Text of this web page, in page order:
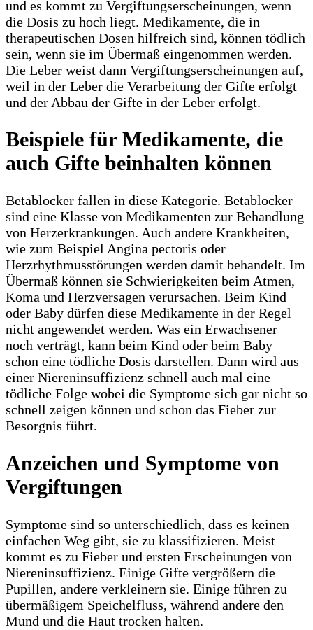
und es kommt zu Vergiftungserscheinungen, wenn
die Dosis zu hoch liegt. Medikamente, die in
therapeutischen Dosen hilfreich sind, können tödlich
sein, wenn sie im Übermaß eingenommen werden.
Die Leber weist dann Vergiftungserscheinungen auf,
weil in der Leber die Verarbeitung der Gifte erfolgt
und der Abbau der Gifte in der Leber erfolgt.
Beispiele für Medikamente, die
auch Gifte beinhalten können
Betablocker fallen in diese Kategorie. Betablocker
sind eine Klasse von Medikamenten zur Behandlung
von Herzerkrankungen. Auch andere Krankheiten,
wie zum Beispiel Angina pectoris oder
Herzrhythmusstörungen werden damit behandelt. Im
Übermaß können sie Schwierigkeiten beim Atmen,
Koma und Herzversagen verursachen. Beim Kind
oder Baby dürfen diese Medikamente in der Regel
nicht angewendet werden. Was ein Erwachsener
noch verträgt, kann beim Kind oder beim Baby
schon eine tödliche Dosis darstellen. Dann wird aus
einer Niereninsuffizienz schnell auch mal eine
tödliche Folge wobei die Symptome sich gar nicht so
schnell zeigen können und schon das Fieber zur
Besorgnis führt.
Anzeichen und Symptome von
Vergiftungen
Symptome sind so unterschiedlich, dass es keinen
einfachen Weg gibt, sie zu klassifizieren. Meist
kommt es zu Fieber und ersten Erscheinungen von
Niereninsuffizienz. Einige Gifte vergrößern die
Pupillen, andere verkleinern sie. Einige führen zu
übermäßigem Speichelfluss, während andere den
Mund und die Haut trocken halten.